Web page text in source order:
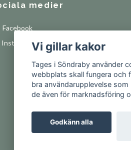
medier
Facebook
InstagramVi gillar kakor
Tages i Söndraby använder
webbplats skall fungera och
bra användarupplevelse
de även för marknadsföring
Godkänn alla